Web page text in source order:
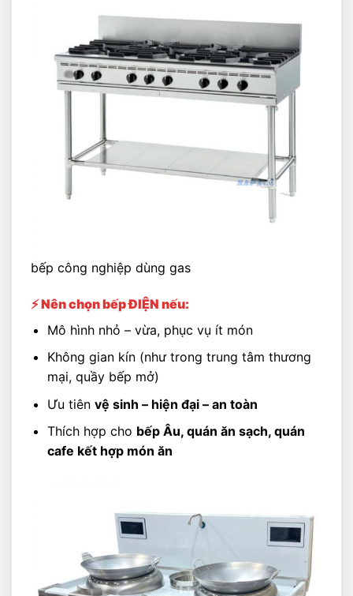
bếp công nghiệp dùng gas
⚡ Nên chọn bếp ĐIỆN nếu:
Mô hình nhỏ – vừa, phục vụ ít món
Không gian kín (như trong trung tâm thương
mại, quầy bếp mở)
Ưu tiên vệ sinh – hiện đại – an toàn
Thích hợp cho bếp Âu, quán ăn sạch, quán
cafe kết hợp món ăn